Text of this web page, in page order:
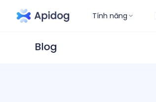
Tính năng